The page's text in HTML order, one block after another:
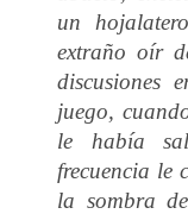
un
extraño oír
discusiones
juego,
le había
frecuencia le
la sombra